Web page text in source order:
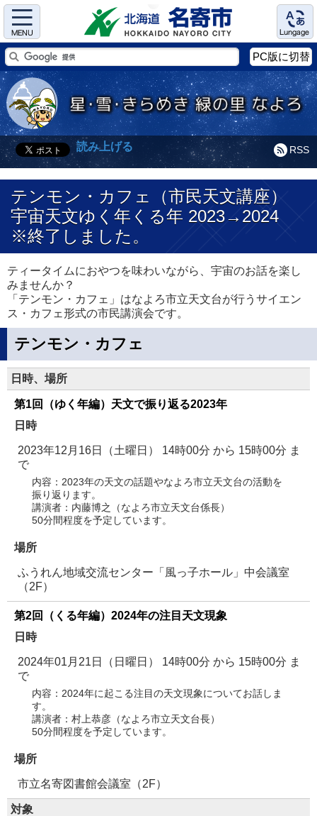
Menu Language
PC版に切替
RSS
読み上げる
テンモン・カフェ（市民天文講座）
宇宙天文ゆく年くる年 2023→2024
※終了しました。
ティータイムにおやつを味わいながら、宇宙のお話を楽し
みませんか？
「テンモン・カフェ」はなよろ市立天文台が行うサイエン
ス・カフェ形式の市民講演会です。
テンモン・カフェ
日時、場所
第1回（ゆく年編）天文で振り返る2023年
日時
2023年12月16日（土曜日） 14時00分 から 15時00分 ま
で
内容：2023年の天文の話題やなよろ市立天文台の活動を
振り返ります。
講演者：内藤博之（なよろ市立天文台係長）
50分間程度を予定しています。
場所
ふうれん地域交流センター「風っ子ホール」中会議室
（2F）
第2回（くる年編）2024年の注目天文現象
日時
2024年01月21日（日曜日） 14時00分 から 15時00分 ま
で
内容：2024年に起こる注目の天文現象についてお話しま
す。
講演者：村上恭彦（なよろ市立天文台長）
50分間程度を予定しています。
場所
市立名寄図書館会議室（2F）
対象